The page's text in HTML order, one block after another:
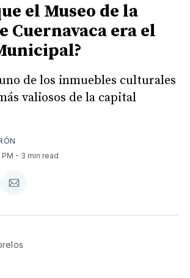
el Museo de la
Cuernavaca era el
de los inmuebles culturales
valiosos de la capital
PM - 3 min read
Compartir
Email